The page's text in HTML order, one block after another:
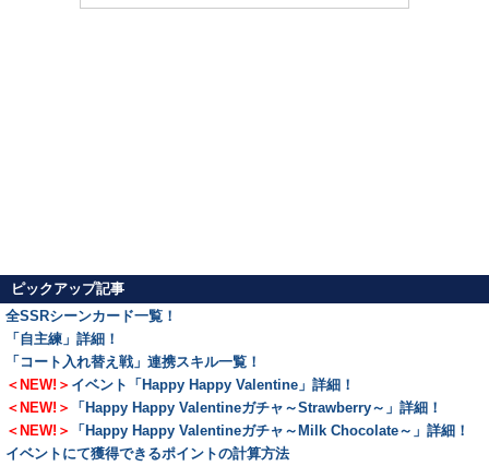
ピックアップ記事
全SSRシーンカード一覧！
「自主練」詳細！
「コート入れ替え戦」連携スキル一覧！
＜NEW!＞ イベント「Happy Happy Valentine」詳細！
＜NEW!＞
「Happy Happy Valentineガチャ～Strawberry～」詳細！
＜NEW!＞
「Happy Happy Valentineガチャ～Milk Chocolate～」詳細！
イベントにて獲得できるポイントの計算方法